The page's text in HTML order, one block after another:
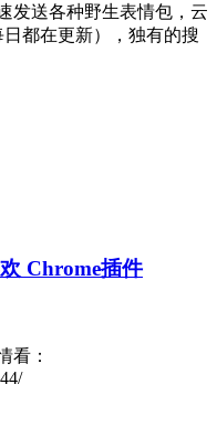
发送各种野生表情包，云
都在更新），独有的搜
Chrome插件
看：